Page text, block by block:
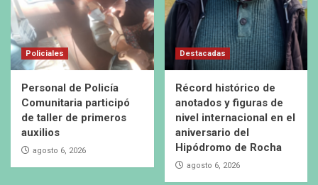
Policiales
Personal de Policía
Comunitaria participó
de taller de primeros
auxilios
agosto 6, 2026
Destacadas
Récord histórico de
anotados y figuras de
nivel internacional en el
aniversario del
Hipódromo de Rocha
agosto 6, 2026